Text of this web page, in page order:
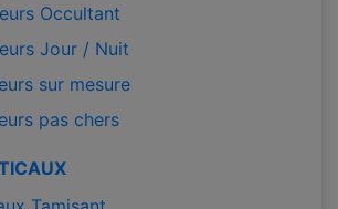
Occultant
Jour / Nuit
sur mesure
pas chers